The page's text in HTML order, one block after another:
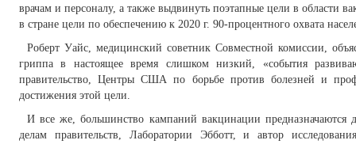
врачам и персоналу, а также выдвинуть поэтапные цели в области
в стране цели по обеспечению к 2020 г. 90-процентного охвата
Роберт Уайс, медицинский советник Совместной комиссии,
гриппа в настоящее время слишком низкий, «события
правительство, Центры США по борьбе против болезней и
достижения этой цели.
И все же, большинство кампаний вакцинации предназначаются
делам правительств, Лаборатории Эбботт, и автор